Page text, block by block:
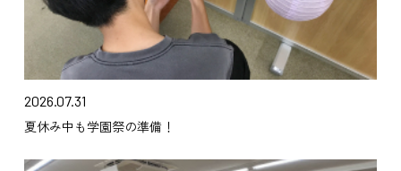
2026.07.31
夏休み中も学園祭の準備！